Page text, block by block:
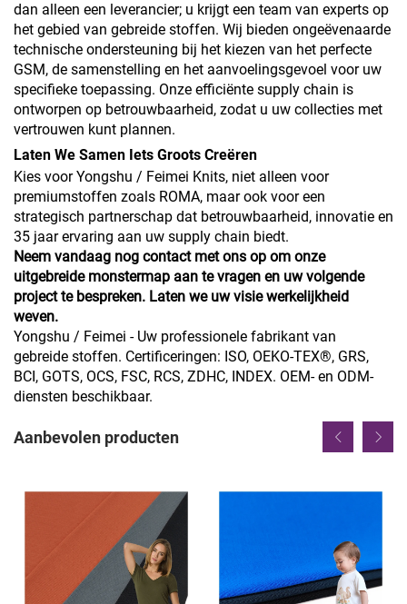
dan alleen een leverancier; u krijgt een team van experts op
het gebied van gebreide stoffen. Wij bieden ongeëvenaarde
technische ondersteuning bij het kiezen van het perfecte
GSM, de samenstelling en het aanvoelingsgevoel voor uw
specifieke toepassing. Onze efficiënte supply chain is
ontworpen op betrouwbaarheid, zodat u uw collecties met
vertrouwen kunt plannen.
Laten We Samen Iets Groots Creëren
Kies voor Yongshu / Feimei Knits, niet alleen voor
premiumstoffen zoals ROMA, maar ook voor een
strategisch partnerschap dat betrouwbaarheid, innovatie en
35 jaar ervaring aan uw supply chain biedt.
Neem vandaag nog contact met ons op om onze
uitgebreide monstermap aan te vragen en uw volgende
project te bespreken. Laten we uw visie werkelijkheid
weven.
Yongshu / Feimei - Uw professionele fabrikant van
gebreide stoffen. Certificeringen: ISO, OEKO-TEX®, GRS,
BCI, GOTS, OCS, FSC, RCS, ZDHC, INDEX. OEM- en ODM-
diensten beschikbaar.
Aanbevolen producten